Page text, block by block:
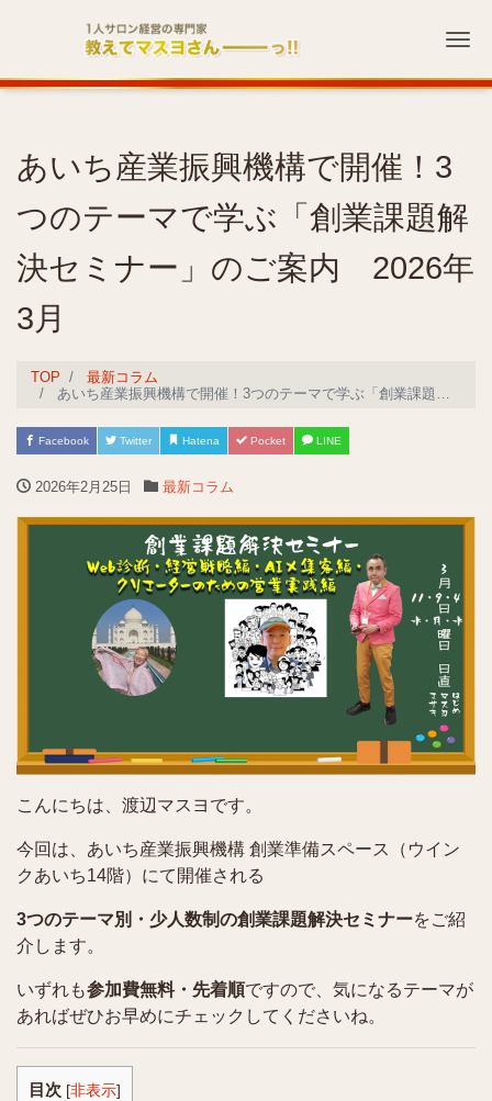
あいち産業振興機構で開催！3
つのテーマで学ぶ「創業課題解
決セミナー」のご案内 2026年
3月
TOP
最新コラム
あいち産業振興機構で開催！3つのテーマで学ぶ「創業課題解決セミナー」のご案内 2026年3月
Facebook Twitter Hatena Pocket LINE
2026年2月25日 最新コラム
こんにちは、渡辺マスヨです。
今回は、あいち産業振興機構 創業準備スペース（ウイン
クあいち14階）にて開催される
3つのテーマ別・少人数制の創業課題解決セミナーをご紹
介します。
いずれも参加費無料・先着順ですので、気になるテーマが
あればぜひお早めにチェックしてくださいね。
目次 [非表示]